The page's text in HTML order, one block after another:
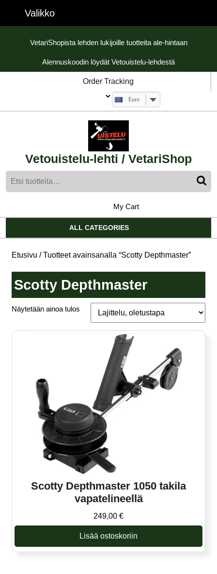
content
ValikkoValikko
VetariShopista lehden lukijoille tuotteita ale-hintaan
Alennuskoodin löydät Vetouistelu-lehdestä
Order Tracking
Euro
Vetouistelu-lehti / VetariShop
Account
My Cartshopping
cart
ALL CATEGORIES
Etusivu / Tuotteet avainsanalla “Scotty Depthmaster”
Scotty Depthmaster
Näytetään ainoa tulos
Scotty Depthmaster 1050 takila
vapatelineellä
249,00 €
Lisää ostoskoriin